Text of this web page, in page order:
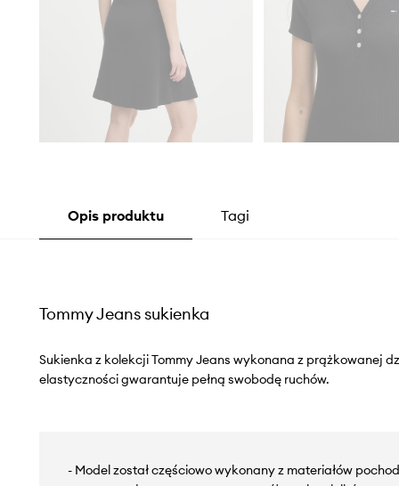
Opis produktu Tagi
Tommy Jeans sukienka
Sukienka z kolekcji Tommy Jeans wykonana z prążkowanej
elastyczności gwarantuje pełną swobodę ruchów.
- Model został częściowo wykonany z materiałów